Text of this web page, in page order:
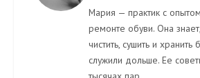
Мария — практик с
ремонте обуви. Она
чистить, сушить и хранить
служили дольше. Ее